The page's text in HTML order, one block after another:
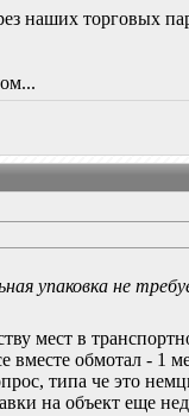
наших
упаковка не
мест в
обмотал - 1
типа че это
на объект еще